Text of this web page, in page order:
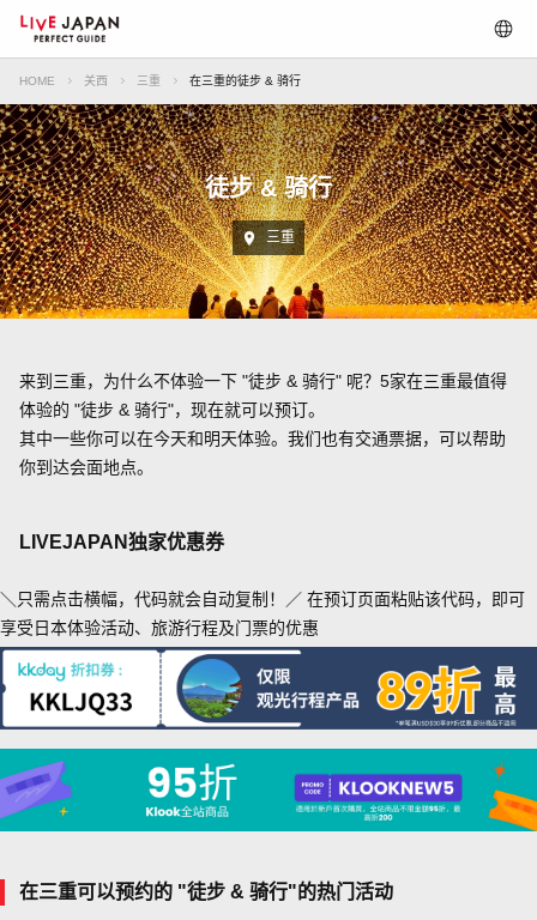
HOME 关西 三重 在三重的徒步 & 骑行
徒步 & 骑行
三重
来到三重，为什么不体验一下 "徒步 & 骑行" 呢？5家在三重最值得
体验的 "徒步 & 骑行"，现在就可以预订。
其中一些你可以在今天和明天体验。我们也有交通票据，可以帮助
你到达会面地点。
LIVEJAPAN独家优惠券
＼只需点击横幅，代码就会自动复制！／ 在预订页面粘贴该代码，即可
享受日本体验活动、旅游行程及门票的优惠
在三重可以预约的 "徒步 & 骑行"的热门活动